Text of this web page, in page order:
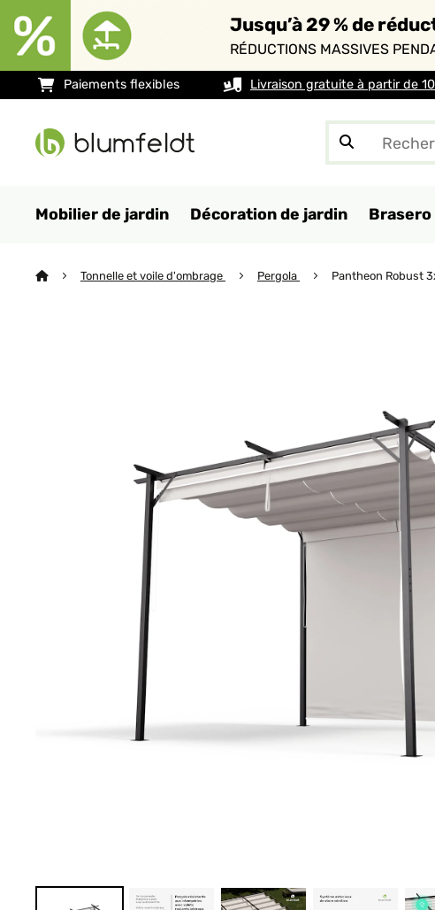
Jusqu’à 29 % de
RÉDUCTIONS MASSIVES
Paiements flexibles Livraison gratuite à partir de
Mobilier de jardin Décoration de jardin
Tonnelle et voile d'ombrage Pergola Pantheon Robust